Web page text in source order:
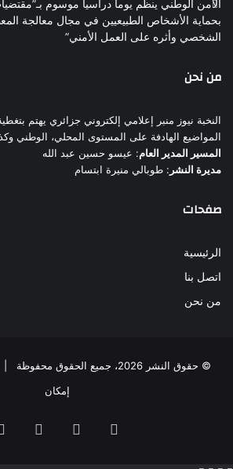
الأمن الوطني ينظم يوما دراسيا موسوم
بحماية الأشخاص الطبيعيين في مجال معالجة
الشخصي وأثره على العمل الأمني”
من نحن
النخبة نيوز منبر إعلامي إلكتروني جزائري يهتم
المواضيع الهادفة على المستوى المحلي، الوطني
المسير المدير العام: عيسو حسين عبد الله
مديرة النشر : طوبالي منيرة ابتسام
صفحات
الرئيسية
اتصل بنا
من نحن
© حقوق النشر 2026، جميع الحقوق محفوظة |
إمكان
فيسبوك